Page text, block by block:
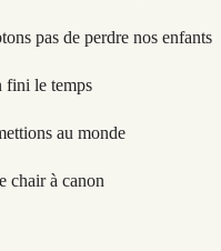
pas de perdre nos enfants
fini le temps
au monde
chair à canon